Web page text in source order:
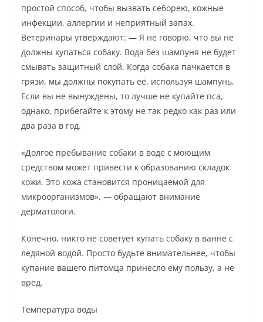
простой способ, чтобы вызвать себорею, кожные
инфекции, аллергии и неприятный запах.
Ветеринары утверждают: — Я не говорю, что вы не
должны купаться собаку. Вода без шампуня не будет
смывать защитный слой. Когда собака пачкается в
грязи, мы должны покупать её, используя шампунь.
Если вы не вынуждены, то лучше не купайте пса,
однако, прибегайте к этому не так редко как раз или
два раза в год.
«Долгое пребывание собаки в воде с моющим
средством может привести к образованию складок
кожи. Это кожа становится проницаемой для
микроорганизмов», — обращают внимание
дерматологи.
Конечно, никто не советует купать собаку в ванне с
ледяной водой. Просто будьте внимательнее, чтобы
купание вашего питомца принесло ему пользу, а не
вред.
Температура воды